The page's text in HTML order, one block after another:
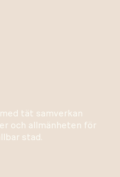
tät samverkan
och allmänheten för
stad.